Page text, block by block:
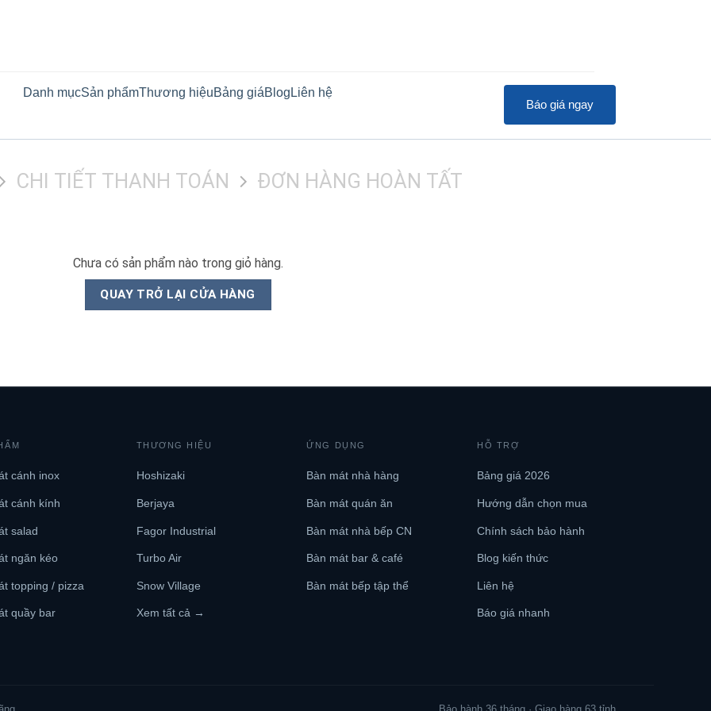
Danh mụcSản phẩmThương hiệuBảng giáBlog Liên hệ
Báo giá ngay
Báo giá miễn phí →
CHI TIẾT THANH TOÁN ĐƠN HÀNG HOÀN TẤT
Chưa có sản phẩm nào trong giỏ hàng.
QUAY TRỞ LẠI CỬA HÀNG
cánh inox
cánh kính
salad
ngăn kéo
topping / pizza
quầy bar
THƯƠNG HIỆU
Hoshizaki
Berjaya
Fagor Industrial
Turbo Air
Snow Village
Xem tất cả →
ỨNG DỤNG
Bàn mát nhà hàng
Bàn mát quán ăn
Bàn mát nhà bếp CN
Bàn mát bar & café
Bàn mát bếp tập thể
HỖ TRỢ
Bảng giá 2026
Hướng dẫn chọn mua
Chính sách bảo hành
Blog kiến thức
Liên hệ
Báo giá nhanh